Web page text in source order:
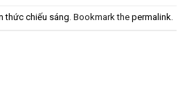
thức chiếu sáng. Bookmark the permalink.